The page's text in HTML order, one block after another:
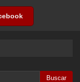
Buscar